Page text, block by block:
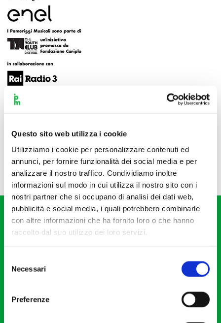
Questo sito web utilizza i cookie
Utilizziamo i cookie per personalizzare contenuti ed
annunci, per fornire funzionalità dei social media e per
analizzare il nostro traffico. Condividiamo inoltre
informazioni sul modo in cui utilizza il nostro sito con i
nostri partner che si occupano di analisi dei dati web,
pubblicità e social media, i quali potrebbero combinarle
con altre informazioni che ha fornito loro o che hanno
raccolto dal suo utilizzo dei loro servizi.
delNecessari
Preferenze
Fondazione I Pomeriggi Musicali
Partita Iva 04410060158